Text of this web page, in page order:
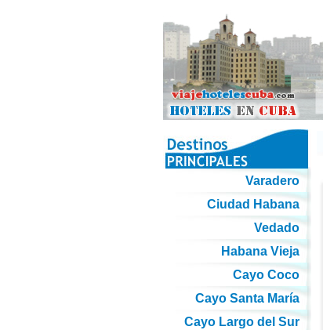
Varadero
Ciudad Habana
Vedado
Habana Vieja
Cayo Coco
Cayo Santa María
Cayo Largo del Sur